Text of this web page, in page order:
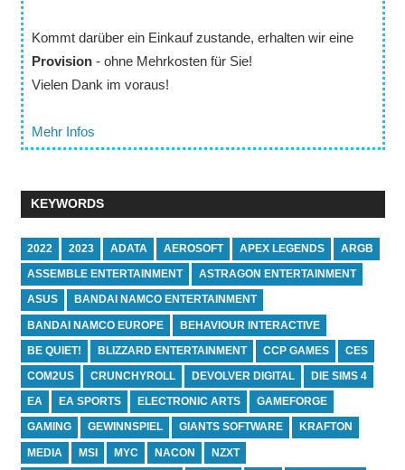
Kommt darüber ein Einkauf zustande, erhalten wir eine
Provision- ohne Mehrkosten für Sie!
Vielen Dank im voraus!
Mehr Infos
KEYWORDS
2022 2023 ADATA AEROSOFT APEX LEGENDS ARGB
ASSEMBLE ENTERTAINMENT ASTRAGON ENTERTAINMENT
ASUS BANDAI NAMCO ENTERTAINMENT
BANDAI NAMCO EUROPE BEHAVIOUR INTERACTIVE
BE QUIET! BLIZZARD ENTERTAINMENT CCP GAMES CES
COM2US CRUNCHYROLL DEVOLVER DIGITAL DIE SIMS 4
EA EA SPORTS ELECTRONIC ARTS GAMEFORGE
GAMING GEWINNSPIEL GIANTS SOFTWARE KRAFTON
MEDIA MSI MYC NACON NZXT